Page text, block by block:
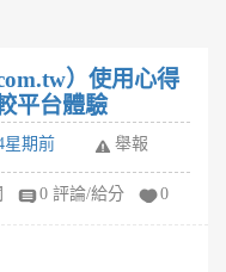
）使用心得
平台體驗
星期前 舉報
0 評論/給分 0